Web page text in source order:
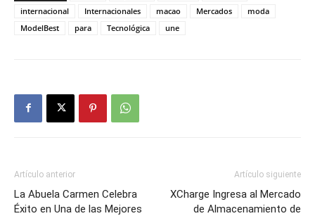
internacional
Internacionales macao Mercados
moda
ModelBest
para Tecnológica une
Artículo anterior
La Abuela Carmen Celebra
Éxito en Una de las Mejores
Artículo siguiente
XCharge Ingresa al Mercado
de Almacenamiento de